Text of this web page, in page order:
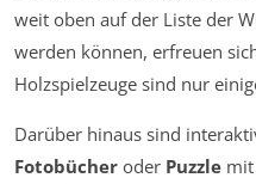
weit oben auf der Liste der
werden können, erfreuen
Holzspielzeuge sind nur
Darüber hinaus sind
Fotobücher oder Puzzle